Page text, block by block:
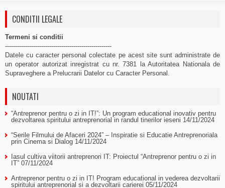
CONDITII LEGALE
Termeni si conditii
-----------------------------------------------------
Datele cu caracter personal colectate pe acest site sunt administrate de
un operator autorizat inregistrat cu nr. 7381 la Autoritatea Nationala de
Supraveghere a Prelucrarii Datelor cu Caracter Personal.
NOUTATI
“Antreprenor pentru o zi in IT!”: Un program educational inovativ pentru
dezvoltarea spiritului antreprenorial in randul tinerilor ieseni 14/11/2024
“Serile Filmului de Afaceri 2024” – Inspiratie si Educatie Antreprenoriala
prin Cinema si Dialog 14/11/2024
Iasul cultiva viitorii antreprenori IT: Proiectul “Antreprenor pentru o zi in
IT” 07/11/2024
Antreprenor pentru o zi in IT! Program educational in vederea dezvoltarii
spiritului antreprenorial si a dezvoltarii carierei 05/11/2024